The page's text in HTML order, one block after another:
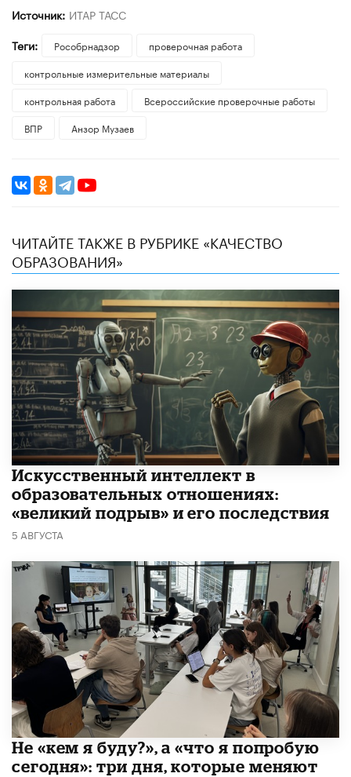
Источник: ИТАР ТАСС
Теги:
Рособрнадзор
проверочная работа
контрольные измерительные материалы
контрольная работа
Всероссийские проверочные работы
ВПР
Анзор Музаев
ЧИТАЙТЕ ТАКЖЕ В РУБРИКЕ «КАЧЕСТВО
ОБРАЗОВАНИЯ»
​Искусственный интеллект в
образовательных отношениях:
«великий подрыв» и его последствия
5 АВГУСТА
Не «кем я буду?», а «что я попробую
сегодня»: три дня, которые меняют